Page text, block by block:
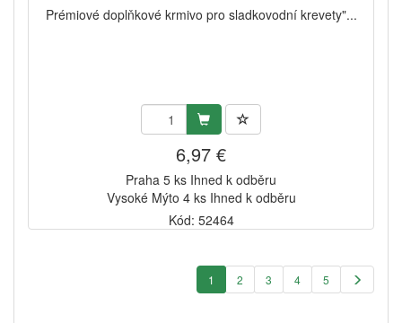
Prémiové doplňkové krmivo pro sladkovodní krevety"...
6,97 €
Praha 5 ks Ihned k odběru
Vysoké Mýto 4 ks Ihned k odběru
Kód: 52464
1 2 3 4 5